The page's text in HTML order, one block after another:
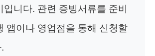
입니다. 관련 증빙서류를 준비
앱이나 영업점을 통해 신청할